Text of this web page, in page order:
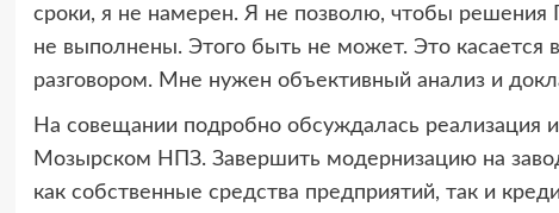
сроки, я не намерен. Я не позволю, чтобы решения
не выполнены. Этого быть не может. Это касается
разговором. Мне нужен объективный анализ и
На совещании подробно обсуждалась реализация
Мозырском НПЗ. Завершить модернизацию на
как собственные средства предприятий, так и